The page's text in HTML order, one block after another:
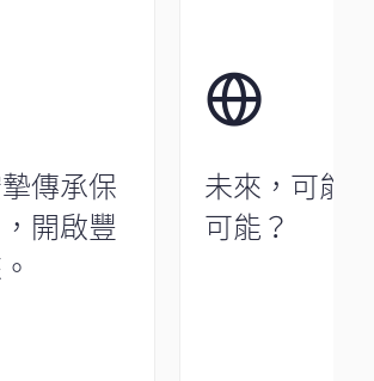
傳承保
開啟豐
未來，可能
可能？